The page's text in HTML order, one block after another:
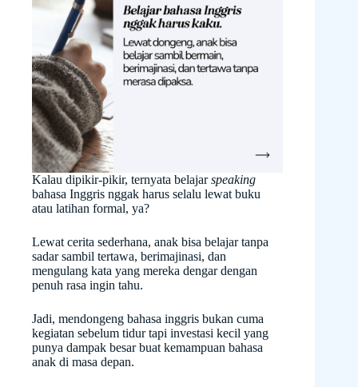
Kalau dipikir-pikir, ternyata belajarspeaking
bahasa Inggris nggak harus selalu lewat buku
atau latihan formal, ya?
Lewat cerita sederhana, anak bisa belajar tanpa
sadar sambil tertawa, berimajinasi, dan
mengulang kata yang mereka dengar dengan
penuh rasa ingin tahu.
Jadi, mendongeng bahasa inggris bukan cuma
kegiatan sebelum tidur tapi investasi kecil yang
punya dampak besar buat kemampuan bahasa
anak di masa depan.